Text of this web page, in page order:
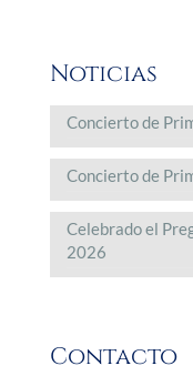
Noticias
Concierto de
Concierto de
Celebrado el
2026
Contacto